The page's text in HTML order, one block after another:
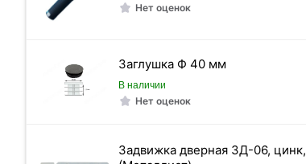
Нет оценок
Заглушка Ф 40 мм
В наличии
Нет оценок
Задвижка дверная ЗД-06, цинк,